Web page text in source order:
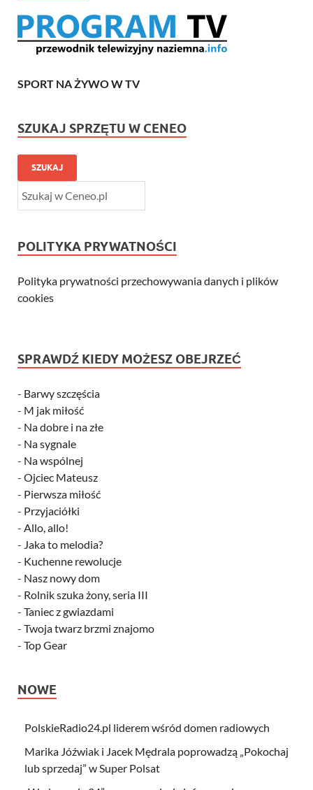
SPORT NA ŻYWO W TV
SZUKAJ SPRZĘTU W CENEO
SZUKAJ
POLITYKA PRYWATNOŚCI
Polityka prywatności przechowywania danych i plików
cookies
SPRAWDŹ KIEDY MOŻESZ OBEJRZEĆ
- Barwy szczęścia
- M jak miłość
- Na dobre i na złe
- Na sygnale
- Na wspólnej
- Ojciec Mateusz
- Pierwsza miłość
- Przyjaciółki
- Allo, allo!
- Jaka to melodia?
- Kuchenne rewolucje
- Nasz nowy dom
- Rolnik szuka żony, seria III
- Taniec z gwiazdami
- Twoja twarz brzmi znajomo
- Top Gear
NOWE
PolskieRadio24.pl liderem wśród domen radiowych
Marika Jóźwiak i Jacek Mędrala poprowadzą „Pokochaj
lub sprzedaj” w Super Polsat